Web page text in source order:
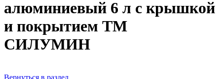
алюминиевый 6 л с крышкой
и покрытием ТМ
СИЛУМИН
Вернуться в раздел